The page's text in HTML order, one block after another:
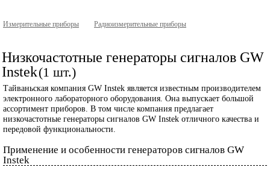
Измерительные приборы Радиоизмерительные приборы
Низкочастотные генераторы сигналов GW
Instek(1 шт.)
Тайваньская компания GW Instek является известным производителем
электронного лабораторного оборудования. Она выпускает большой
ассортимент приборов. В том числе компания предлагает
низкочастотные генераторы сигналов GW Instek отличного качества и
передовой функциональности.
Применение и особенности генераторов сигналов GW
Instek